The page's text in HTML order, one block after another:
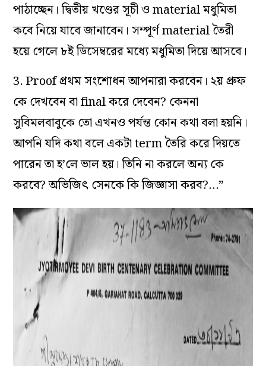
পাঠাচ্ছেন। দ্বিতীয় খণ্ডের সূচী ও material মধুমিতা
কবে নিয়ে যাবে জানাবেন। সম্পূর্ণ material তৈরী
হয়ে গেলে ৮ই ডিসেম্বরের মধ্যে মধুমিতা দিয়ে আসবে।
3. Proof প্রথম সংশোধন আপনারা করবেন। ২য় প্রুফ
কে দেখবেন বা final করে দেবেন? কেননা
সুবিমলবাবুকে তো এখনও পর্যন্ত কোন কথা বলা হয়নি।
আপনি যদি কথা বলে একটা term তৈরি করে দিয়তে
পারেন তা হ’লে ভাল হয়। তিনি না করলে অন্য কে
করবে? অভিজিৎ সেনকে কি জিজ্ঞাসা করব?…”